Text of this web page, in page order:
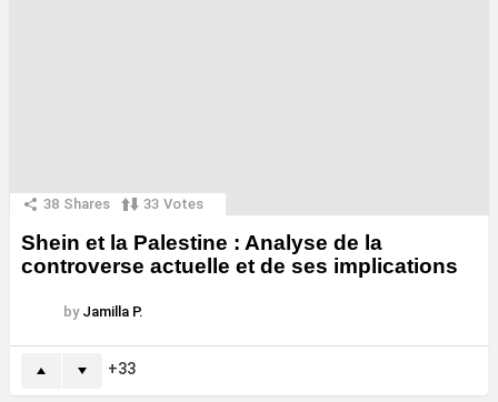
38 Shares 33 Votes
Shein et la Palestine : Analyse de la
controverse actuelle et de ses implications
by Jamilla P.
33